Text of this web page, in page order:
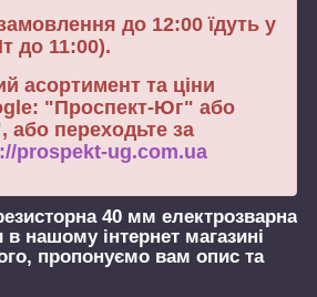
до 12:00 їдуть у
до 11:00).
асортимент та ціни
"Проспект-Юг" або
переходьте за
prospekt-ug.com.ua
40 мм електрозварна
нашому інтернет магазині
пропонуємо вам опис та